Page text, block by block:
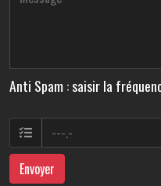
Anti Spam : saisir la
Envoyer